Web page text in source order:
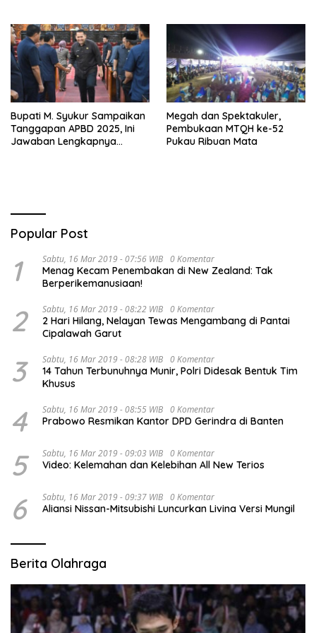
Bupati M. Syukur Sampaikan
Tanggapan APBD 2025, Ini
Jawaban Lengkapnya…
Megah dan Spektakuler,
Pembukaan MTQH ke-52
Pukau Ribuan Mata
Popular Post
1 Sabtu, 16 Mar 2019 - 07:56 WIB 0 Komentar
Menag Kecam Penembakan di New Zealand: Tak
Berperikemanusiaan!
2 Sabtu, 16 Mar 2019 - 08:22 WIB 0 Komentar
2 Hari Hilang, Nelayan Tewas Mengambang di Pantai
Cipalawah Garut
3 Sabtu, 16 Mar 2019 - 08:28 WIB 0 Komentar
14 Tahun Terbunuhnya Munir, Polri Didesak Bentuk Tim
Khusus
4 Sabtu, 16 Mar 2019 - 08:55 WIB 0 Komentar
Prabowo Resmikan Kantor DPD Gerindra di Banten
5 Sabtu, 16 Mar 2019 - 09:03 WIB 0 Komentar
Video: Kelemahan dan Kelebihan All New Terios
6 Sabtu, 16 Mar 2019 - 09:37 WIB 0 Komentar
Aliansi Nissan-Mitsubishi Luncurkan Livina Versi Mungil
Berita Olahraga